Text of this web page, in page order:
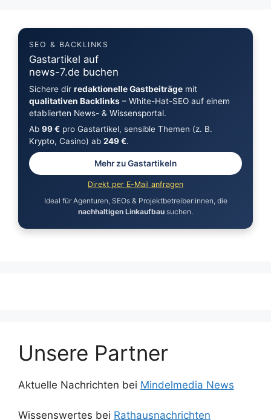
SEO & BACKLINKS
Gastartikel auf
news-7.de buchen
Sichere dir redaktionelle Gastbeiträgemit
qualitativen Backlinks– White-Hat-SEO auf einem
etablierten News- & Wissensportal.
Ab 99 €pro Gastartikel, sensible Themen (z. B.
Krypto, Casino) ab 249 €.
Mehr zu Gastartikeln
Direkt per E-Mail anfragen
Ideal für Agenturen, SEOs & Projektbetreiber:innen, die
nachhaltigen Linkaufbau suchen.
Unsere Partner
Aktuelle Nachrichten bei Mindelmedia News
Wissenswertes bei Rathausnachrichten